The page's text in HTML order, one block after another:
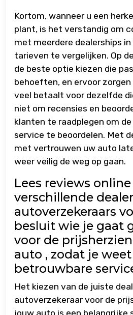
Kortom, wanneer u een
plant, is het verstandig om
met meerdere dealerships
tarieven te vergelijken. Op
de beste optie kiezen die
behoeften, en ervoor
veel betaalt voor dezelfde
niet om recensies en
klanten te raadplegen om
service te beoordelen. Met
met vertrouwen uw auto
weer veilig de weg op gaan.
Lees reviews
verschillende
autoverzekeraars
besluit wie je gaat
voor de
auto , zodat je
betrouwbare
Het kiezen van de juiste
autoverzekeraar voor de